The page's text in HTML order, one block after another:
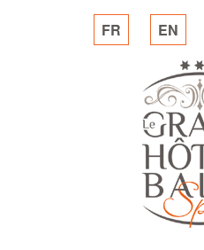
FR EN